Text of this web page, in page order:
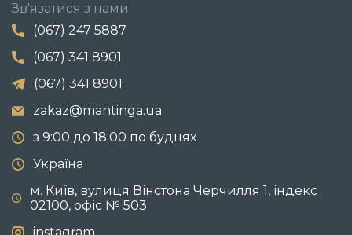
Зв'язатися з нами
(067) 247 5887
(067) 341 8901
(067) 341 8901
zakaz@mantinga.ua
з 9:00 до 18:00 по буднях
Україна
м. Київ, вулиця Вінстона Черчилля 1, індекс
02100, офіс № 503